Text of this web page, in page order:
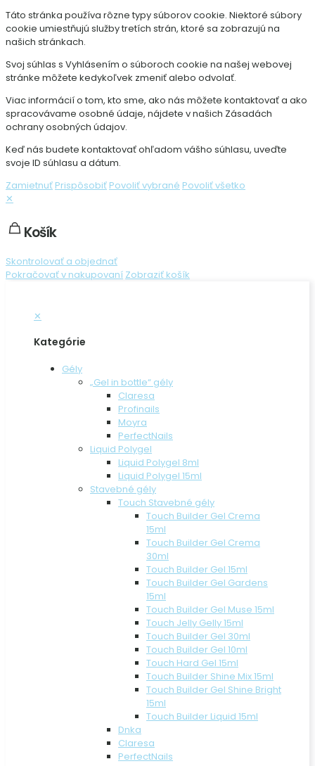
Táto stránka používa rôzne typy súborov cookie. Niektoré súbory
cookie umiestňujú služby tretích strán, ktoré sa zobrazujú na
našich stránkach.
Svoj súhlas s Vyhlásením o súboroch cookie na našej webovej
stránke môžete kedykoľvek zmeniť alebo odvolať.
Viac informácií o tom, kto sme, ako nás môžete kontaktovať a ako
spracovávame osobné údaje, nájdete v našich Zásadách
ochrany osobných údajov.
Keď nás budete kontaktovať ohľadom vášho súhlasu, uveďte
svoje ID súhlasu a dátum.
Zamietnuť Prispôsobiť Povoliť vybrané Povoliť všetko
✕
Košík
Skontrolovať a objednať
Pokračovať v nakupovaní Zobraziť košík
✕
Kategórie
Gély
„Gel in bottle“ gély
Claresa
Profinails
Moyra
PerfectNails
Liquid Polygel
Liquid Polygel 8ml
Liquid Polygel 15ml
Stavebné gély
Touch Stavebné gély
Touch Builder Gel Crema
15ml
Touch Builder Gel Crema
30ml
Touch Builder Gel 15ml
Touch Builder Gel Gardens
15ml
Touch Builder Gel Muse 15ml
Touch Jelly Gelly 15ml
Touch Builder Gel 30ml
Touch Builder Gel 10ml
Touch Hard Gel 15ml
Touch Builder Shine Mix 15ml
Touch Builder Gel Shine Bright
15ml
Touch Builder Liquid 15ml
Dnka
Claresa
PerfectNails